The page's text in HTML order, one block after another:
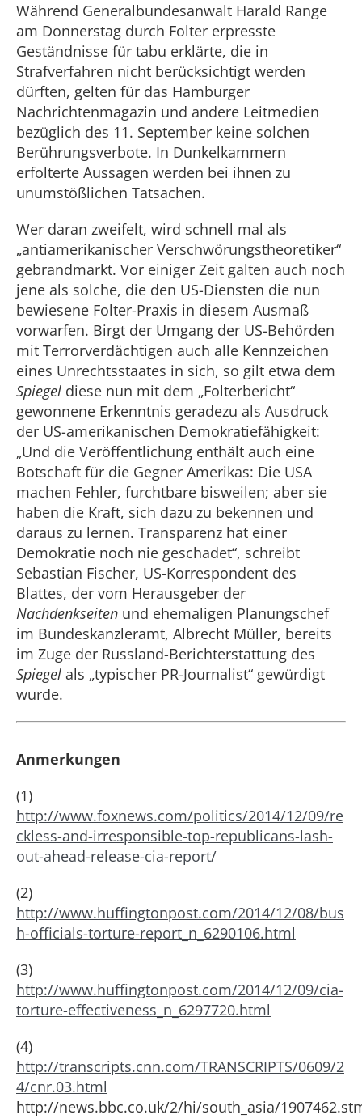
Während Generalbundesanwalt Harald Range
am Donnerstag durch Folter erpresste
Geständnisse für tabu erklärte, die in
Strafverfahren nicht berücksichtigt werden
dürften, gelten für das Hamburger
Nachrichtenmagazin und andere Leitmedien
bezüglich des 11. September keine solchen
Berührungsverbote. In Dunkelkammern
erfolterte Aussagen werden bei ihnen zu
unumstößlichen Tatsachen.
Wer daran zweifelt, wird schnell mal als
„antiamerikanischer Verschwörungstheoretiker“
gebrandmarkt. Vor einiger Zeit galten auch noch
jene als solche, die den US-Diensten die nun
bewiesene Folter-Praxis in diesem Ausmaß
vorwarfen. Birgt der Umgang der US-Behörden
mit Terrorverdächtigen auch alle Kennzeichen
eines Unrechtsstaates in sich, so gilt etwa dem
Spiegel diese nun mit dem „Folterbericht“
gewonnene Erkenntnis geradezu als Ausdruck
der US-amerikanischen Demokratiefähigkeit:
„Und die Veröffentlichung enthält auch eine
Botschaft für die Gegner Amerikas: Die USA
machen Fehler, furchtbare bisweilen; aber sie
haben die Kraft, sich dazu zu bekennen und
daraus zu lernen. Transparenz hat einer
Demokratie noch nie geschadet“, schreibt
Sebastian Fischer, US-Korrespondent des
Blattes, der vom Herausgeber der
Nachdenkseiten und ehemaligen Planungschef
im Bundeskanzleramt, Albrecht Müller, bereits
im Zuge der Russland-Berichterstattung des
Spiegel als „typischer PR-Journalist“ gewürdigt
wurde.
Anmerkungen
(1)
http://www.foxnews.com/politics/2014/12/09/re
ckless-and-irresponsible-top-republicans-lash-
out-ahead-release-cia-report/
(2)
http://www.huffingtonpost.com/2014/12/08/bus
h-officials-torture-report_n_6290106.html
(3)
http://www.huffingtonpost.com/2014/12/09/cia-
torture-effectiveness_n_6297720.html
(4)
http://transcripts.cnn.com/TRANSCRIPTS/0609/2
4/cnr.03.html
http://news.bbc.co.uk/2/hi/south_asia/